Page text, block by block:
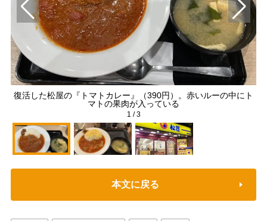
復活した松屋の『トマトカレー』（390円）。赤いルーの中にト
マトの果肉が入っている
1 /3
本文に戻る